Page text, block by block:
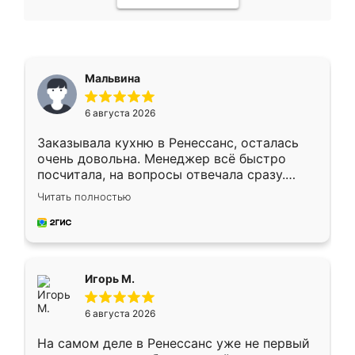
Мальвина
6 августа 2026
Заказывала кухню в Ренессанс, осталась
очень довольна. Менеджер всё быстро
посчитала, на вопросы отвечала сразу.
Замерщик приехал в субботу, подошёл к
делу со всей ответственностью. Собрали
за день, ребята работали аккуратно, даже
Читать полностью
Игорь М.
6 августа 2026
На самом деле в Ренессанс уже не первый